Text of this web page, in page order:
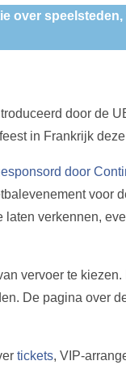
over
door de
in Frankrijk deze
door
voor
laten verkennen,
vervoer te
De pagina over
tickets, VIP-